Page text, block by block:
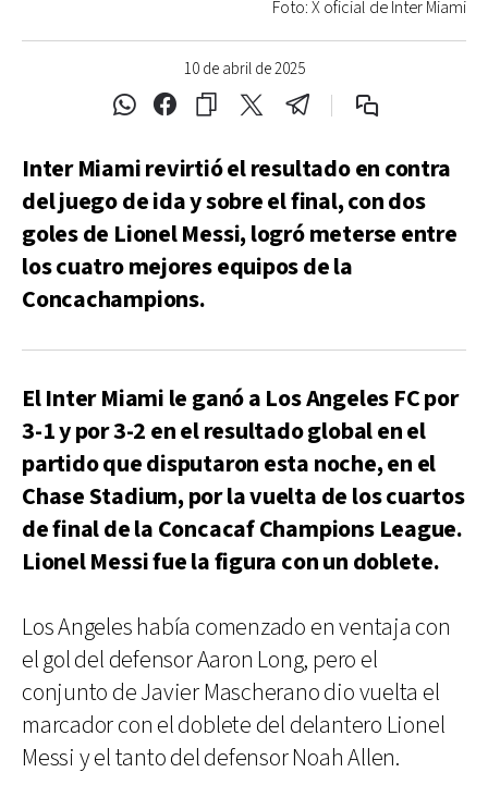
10 de abril de 2025
Foto: X oficial de Inter Miami
Inter Miami revirtió el resultado en contra
del juego de ida y sobre el final, con dos
goles de Lionel Messi, logró meterse entre
los cuatro mejores equipos de la
Concachampions.
El Inter Miami le ganó a Los Angeles FC por
3-1 y por 3-2 en el resultado global en el
partido que disputaron esta noche, en el
Chase Stadium, por la vuelta de los cuartos
de final de la Concacaf Champions League.
Lionel Messi fue la figura con un doblete.
Los Angeles había comenzado en ventaja con
el gol del defensor Aaron Long, pero el
conjunto de Javier Mascherano dio vuelta el
marcador con el doblete del delantero Lionel
Messi y el tanto del defensor Noah Allen.